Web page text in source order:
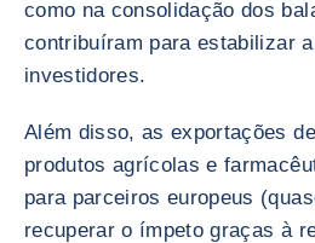
como na consolidação dos
contribuíram para estabilizar
investidores.
Além disso, as exportações
produtos agrícolas e
para parceiros europeus
recuperar o ímpeto graças à